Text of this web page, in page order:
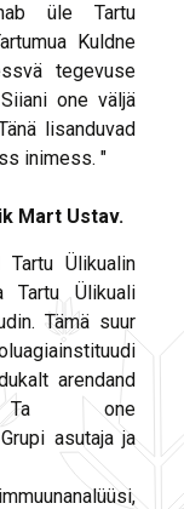
üle Tartu
Kuldne
tegevuse
one väljä
lisanduvad
inimess. "
Mart Ustav.
Ülikualin
Tartu Ülikuali
Tämä suur
arendand
Ta one
asutaja ja